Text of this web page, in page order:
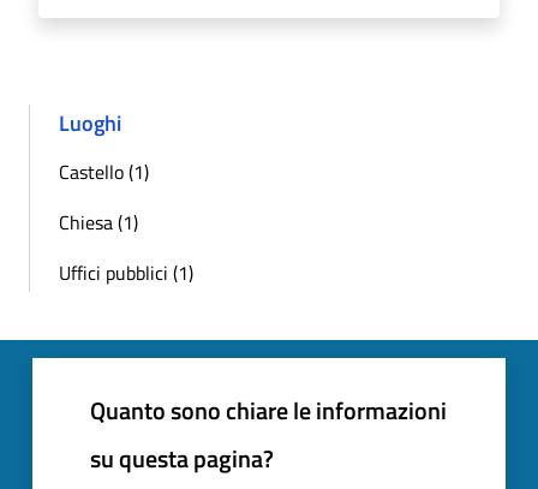
Luoghi
Castello (1)
Chiesa (1)
Uffici pubblici (1)
Quanto sono chiare le informazioni
su questa pagina?